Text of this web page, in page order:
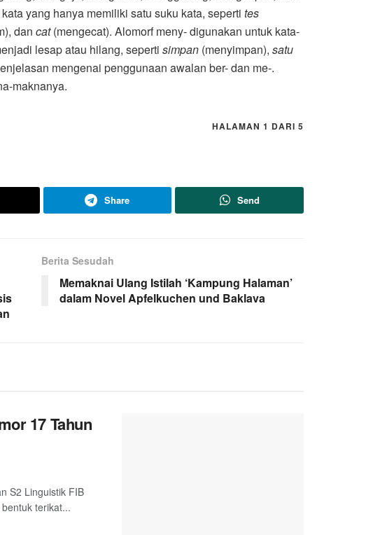
yang hanya memiliki satu suku kata, seperti tes
dan cat(mengecat). Alomorf meny- digunakan untuk kata-
lesap atau hilang, seperti simpan (menyimpan), satu
mengenai penggunaan awalan ber- dan me-.
maknanya.
HALAMAN 1 DARI 5
Share Send
Berita Sesudah
Memaknai Ulang Istilah ‘Kampung Halaman’
dalam Novel Apfelkuchen und Baklava
17 Tahun
S2 Linguistik FIB
terikat...